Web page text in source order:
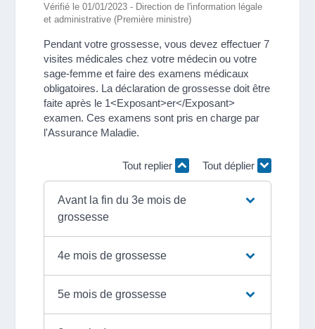
Vérifié le 01/01/2023 - Direction de l'information légale
et administrative (Première ministre)
Pendant votre grossesse, vous devez effectuer 7
visites médicales chez votre médecin ou votre
sage-femme et faire des examens médicaux
obligatoires. La déclaration de grossesse doit être
faite après le 1<Exposant>er</Exposant>
examen. Ces examens sont pris en charge par
l'Assurance Maladie.
Tout replier Tout déplier
Avant la fin du 3e mois de
grossesse
4e mois de grossesse
5e mois de grossesse